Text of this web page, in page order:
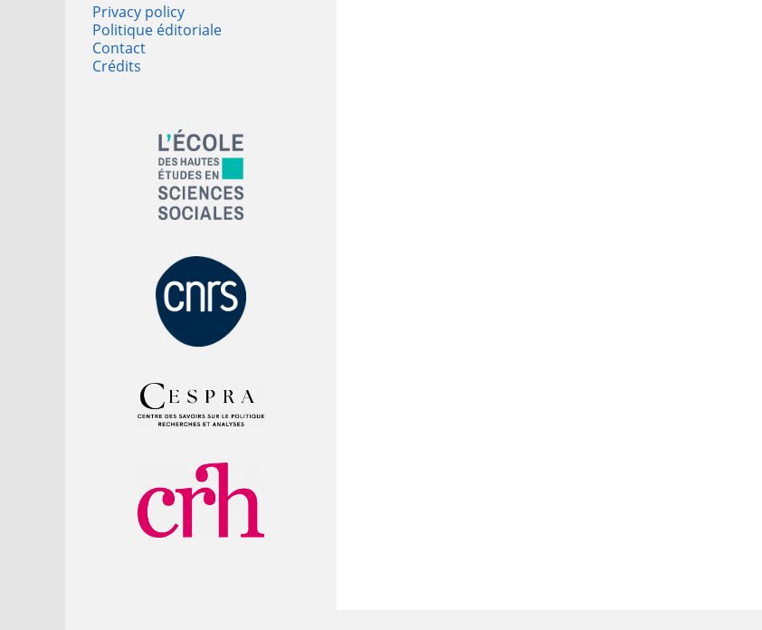
Privacy policy
Politique éditoriale
Contact
Crédits
In collaboration with